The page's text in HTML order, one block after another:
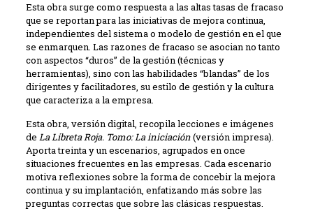
Esta obra surge como respuesta a las altas tasas de fracaso
que se reportan para las iniciativas de mejora continua,
independientes del sistema o modelo de gestión en el que
se enmarquen. Las razones de fracaso se asocian no tanto
con aspectos “duros” de la gestión (técnicas y
herramientas), sino con las habilidades “blandas” de los
dirigentes y facilitadores, su estilo de gestión y la cultura
que caracteriza a la empresa.
Esta obra, versión digital, recopila lecciones e imágenes
de La Libreta Roja. Tomo: La iniciación(versión impresa).
Aporta treinta y un escenarios, agrupados en once
situaciones frecuentes en las empresas. Cada escenario
motiva reflexiones sobre la forma de concebir la mejora
continua y su implantación, enfatizando más sobre las
preguntas correctas que sobre las clásicas respuestas.